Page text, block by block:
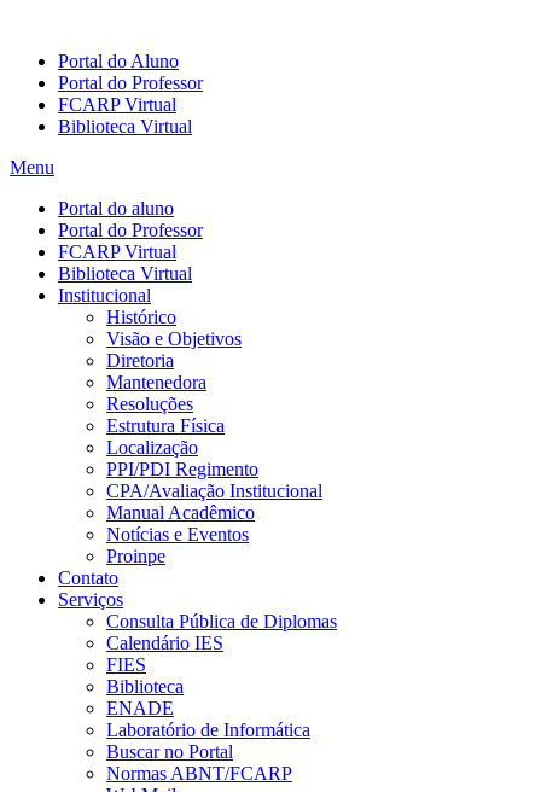
Portal do Aluno
Portal do Professor
FCARP Virtual
Biblioteca Virtual
Menu
Portal do aluno
Portal do Professor
FCARP Virtual
Biblioteca Virtual
Institucional
Histórico
Visão e Objetivos
Diretoria
Mantenedora
Resoluções
Estrutura Física
Localização
PPI/PDI Regimento
CPA/Avaliação Institucional
Manual Acadêmico
Notícias e Eventos
Proinpe
Contato
Serviços
Consulta Pública de Diplomas
Calendário IES
FIES
Biblioteca
ENADE
Laboratório de Informática
Buscar no Portal
Normas ABNT/FCARP